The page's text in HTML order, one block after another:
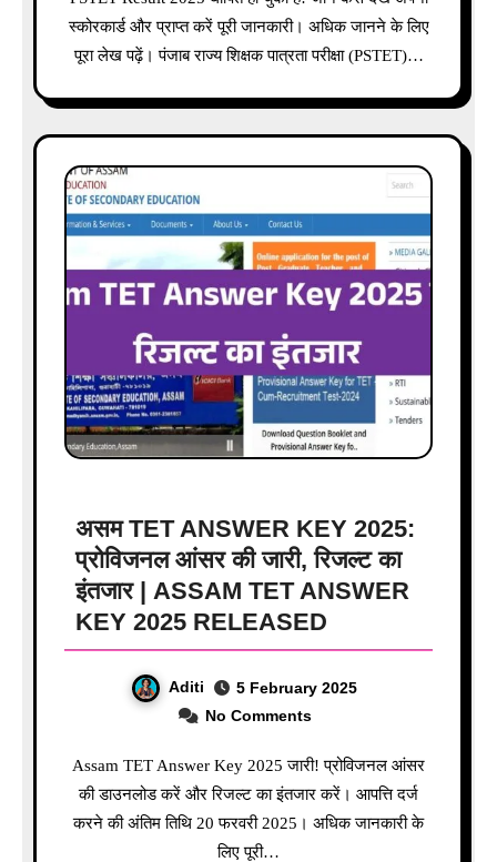
स्कोरकार्ड और प्राप्त करें पूरी जानकारी। अधिक जानने के लिए
पूरा लेख पढ़ें। पंजाब राज्य शिक्षक पात्रता परीक्षा (PSTET)…
असम TET ANSWER KEY 2025:
प्रोविजनल आंसर की जारी, रिजल्ट का
इंतजार | ASSAM TET ANSWER
KEY 2025 RELEASED
Aditi
5 February 2025
No Comments
Assam TET Answer Key 2025 जारी! प्रोविजनल आंसर
की डाउनलोड करें और रिजल्ट का इंतजार करें। आपत्ति दर्ज
करने की अंतिम तिथि 20 फरवरी 2025। अधिक जानकारी के
लिए पूरी…